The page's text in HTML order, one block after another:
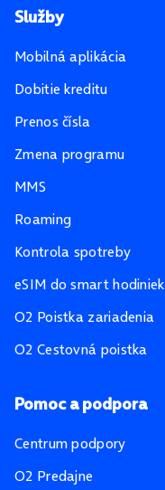
Pätička stránky
Služby
Mobilná aplikácia
Dobitie kreditu
Prenos čísla
Zmena programu
MMS
Roaming
Kontrola spotreby
eSIM do smart hodiniek
O2 Poistka zariadenia
O2 Cestovná poistka
Pomoc a podpora
Centrum podpory
O2 Predajne